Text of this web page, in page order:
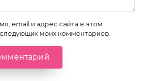
email и адрес сайта в этом
моих комментариев.